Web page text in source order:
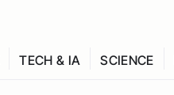
TECH & IA SCIENCE